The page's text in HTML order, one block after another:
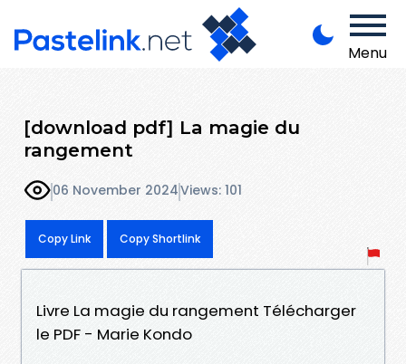
Menu
[download pdf] La magie du
rangement
06 November 2024Views: 101
Copy Link Copy Shortlink
Livre La magie du rangement Télécharger
le PDF - Marie Kondo